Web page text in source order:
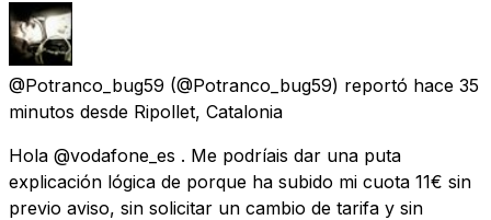
@Potranco_bug59 (@Potranco_bug59) reportó hace 35
minutos desde Ripollet, Catalonia
Hola @vodafone_es . Me podríais dar una puta
explicación lógica de porque ha subido mi cuota 11€ sin
previo aviso, sin solicitar un cambio de tarifa y sin